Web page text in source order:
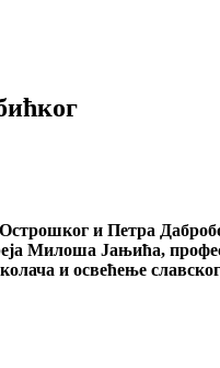
и Петра
Милоша Јањића,
и освећење